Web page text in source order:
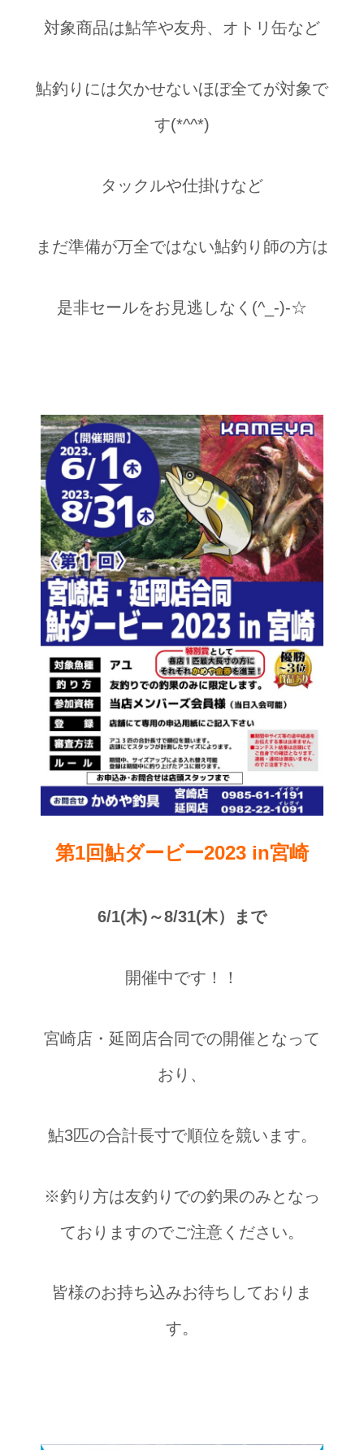
対象商品は鮎竿や友舟、オトリ缶など
鮎釣りには欠かせないほぼ全てが対象で
す(*^^*)
タックルや仕掛けなど
まだ準備が万全ではない鮎釣り師の方は
是非セールをお見逃しなく(^_-)-☆
第1回鮎ダービー2023 in宮崎
6/1(木)～8/31(木）まで
開催中です！！
宮崎店・延岡店合同での開催となって
おり、
鮎3匹の合計長寸で順位を競います。
※釣り方は友釣りでの釣果のみとなっ
ておりますのでご注意ください。
皆様のお持ち込みお待ちしておりま
す。